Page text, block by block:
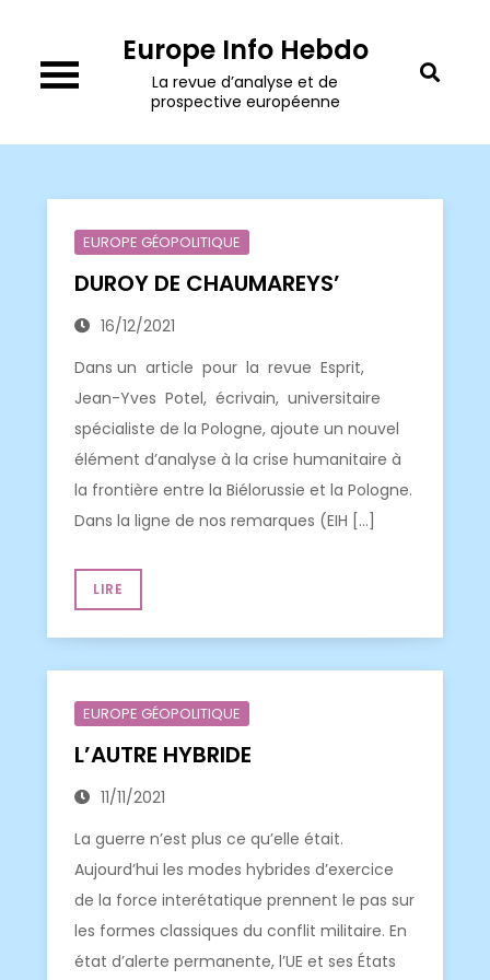
content
Europe Info Hebdo
La revue d’analyse et de
prospective européenne
EUROPE GÉOPOLITIQUE
DUROY DE CHAUMAREYS’
16/12/2021
Dans un article pour la revue Esprit,
Jean-Yves Potel, écrivain, universitaire
spécialiste de la Pologne, ajoute un nouvel
élément d’analyse à la crise humanitaire à
la frontière entre la Biélorussie et la Pologne.
Dans la ligne de nos remarques (EIH […]
LIRE
EUROPE GÉOPOLITIQUE
L’AUTRE HYBRIDE
11/11/2021
La guerre n’est plus ce qu’elle était.
Aujourd’hui les modes hybrides d’exercice
de la force interétatique prennent le pas sur
les formes classiques du conflit militaire. En
état d’alerte permanente, l’UE et ses États